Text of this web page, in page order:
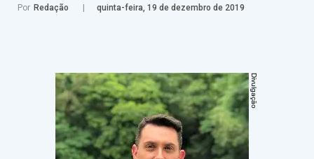
Por Redação quinta-feira, 19 de dezembro de 2019